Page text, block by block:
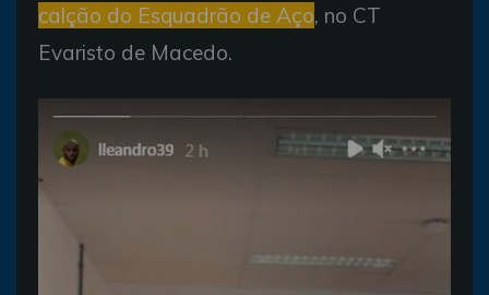
calção do Esquadrão de Aço, no CT
Evaristo de Macedo.